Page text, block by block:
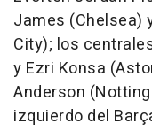
James (Chelsea)
City); los
y Ezri Konsa
Anderson
izquierdo del